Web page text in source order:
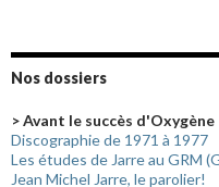
Nos dossiers
> Avant le succès d'Oxygène
Discographie de 1971 à 1977
Les études de Jarre au GRM
Jean Michel Jarre, le parolier!